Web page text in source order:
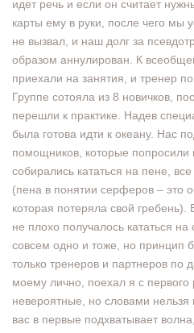
идет речь и если он считает
карты ему в руки, после чего мы
не вызвал, и наш долг за
образом аннулирован. К
приехали на занятия, и тренер
Группе сотояла из 8 новичков,
перешли к практике. Надев
была готова идти к океану. Нас
помощников, которые попросили
собирались кататься на пене,
(пена в понятии серферов – это
которая потеряла свой гребень).
не плохо получалось кататься на
совсем одно и тоже, но принцип
только тренеров и партнеров по
моему лично, поехал я с
невероятные, но словами
вас в первые подхватывает